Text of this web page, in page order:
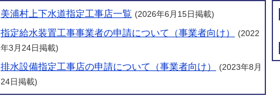
美浦村上下水道指定工事店一覧 (2026年6月15日掲載)
指定給水装置工事事業者の申請について（事業者向け）
(2022
年3月24日掲載)
排水設備指定工事店の申請について（事業者向け）
(2023年8月
24日掲載)